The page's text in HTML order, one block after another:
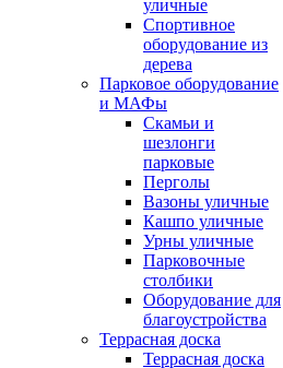
уличные
Спортивное
оборудование из
дерева
Парковое оборудование
и МАФы
Скамьи и
шезлонги
парковые
Перголы
Вазоны уличные
Кашпо уличные
Урны уличные
Парковочные
столбики
Оборудование для
благоустройства
Террасная доска
Террасная доска